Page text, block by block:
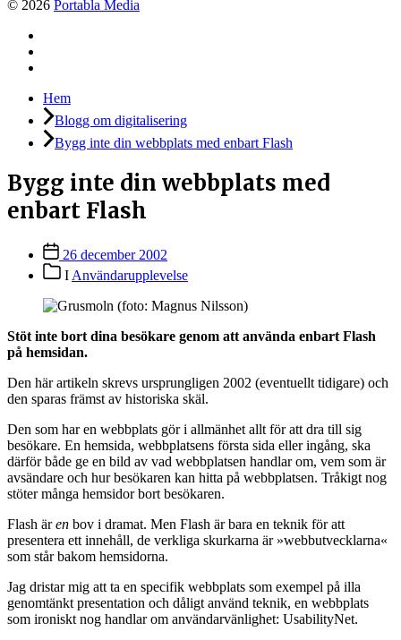
© 2026 Portabla Media
Hem
Blogg om digitalisering
Bygg inte din webbplats med enbart Flash
Bygg inte din webbplats med
enbart Flash
Inläggsdatum
26 december 2002
Inläggskategorier
I Användarupplevelse
Stöt inte bort dina besökare genom att använda enbart Flash
på hemsidan.
Den här artikeln skrevs ursprungligen 2002 (eventuellt tidigare) och
den sparas främst av historiska skäl.
Den som har en webbplats gör i allmänhet allt för att dra till sig
besökare. En hemsida, webbplatsens första sida eller ingång, ska
därför både ge en bild av vad webbplatsen handlar om, vem som är
avsändare och hur besökaren kan hitta på webbplatsen. Tråkigt nog
stöter många hemsidor bort besökaren.
Flash ären bov i dramat. Men Flash är bara en teknik för att
presentera ett innehåll, de verkliga skurkarna är »webbutvecklarna«
som står bakom hemsidorna.
Jag dristar mig att ta en specifik webbplats som exempel på illa
genomtänkt presentation och dåligt använd teknik, en webbplats
som ironiskt nog handlar om användarvänlighet: UsabilityNet.